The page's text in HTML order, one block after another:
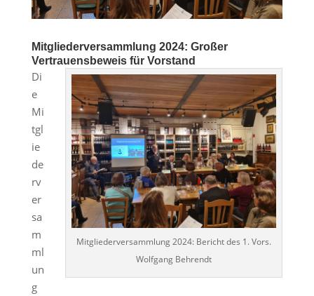
Mitgliederversammlung 2024: Großer
Vertrauensbeweis für Vorstand
Mitgliederversammlung 2024: Bericht des 1. Vors.
Wolfgang Behrendt
Di
e
Mi
tgl
ie
de
rv
er
sa
m
ml
un
g